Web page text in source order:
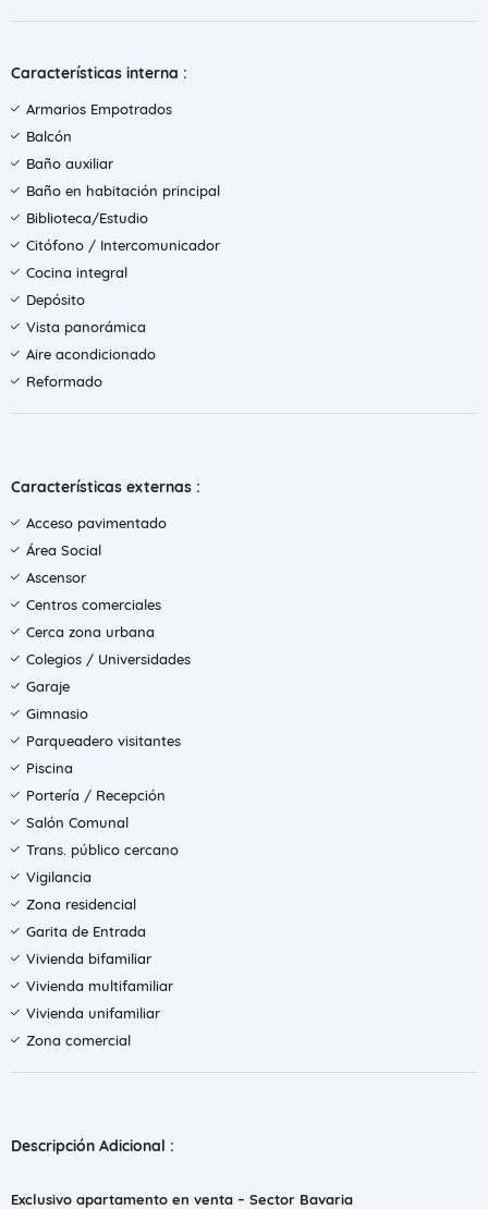
Características interna :
Armarios Empotrados
Balcón
Baño auxiliar
Baño en habitación principal
Biblioteca/Estudio
Citófono / Intercomunicador
Cocina integral
Depósito
Vista panorámica
Aire acondicionado
Reformado
Características externas :
Acceso pavimentado
Área Social
Ascensor
Centros comerciales
Cerca zona urbana
Colegios / Universidades
Garaje
Gimnasio
Parqueadero visitantes
Piscina
Portería / Recepción
Salón Comunal
Trans. público cercano
Vigilancia
Zona residencial
Garita de Entrada
Vivienda bifamiliar
Vivienda multifamiliar
Vivienda unifamiliar
Zona comercial
Descripción Adicional :
Exclusivo apartamento en venta – Sector Bavaria